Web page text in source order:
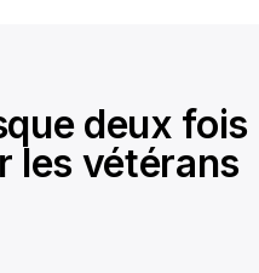
deux fois
les vétérans